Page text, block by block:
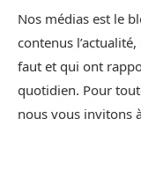
Nos médias est le
contenus
faut et qui ont
quotidien. Pour
nous vous invitons